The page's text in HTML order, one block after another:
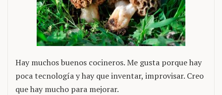
Hay muchos buenos cocineros. Me gusta porque hay
poca tecnología y hay que inventar, improvisar. Creo
que hay mucho para mejorar.